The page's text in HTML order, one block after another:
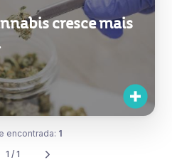
cresce mais
encontrada: 1
1 / 1